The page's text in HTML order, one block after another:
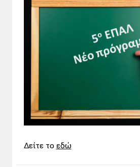
Δείτε το εδώ